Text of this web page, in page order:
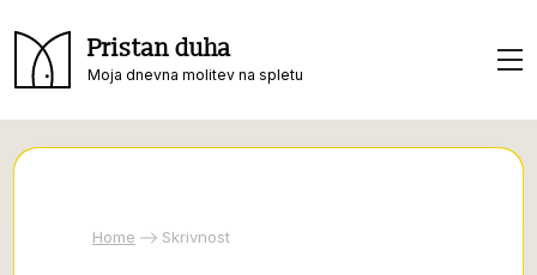
Pristan duha
Moja dnevna molitev na spletu
Home Skrivnost